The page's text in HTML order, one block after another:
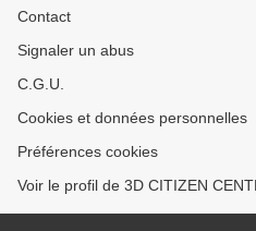
Contact
Signaler un abus
C.G.U.
Cookies et données personnelles
Préférences cookies
Voir le profil de 3D CITIZEN